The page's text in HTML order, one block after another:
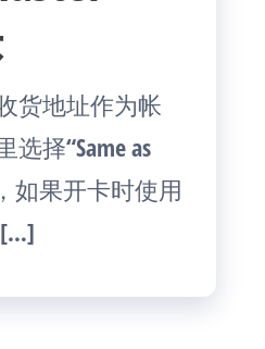
货地址作为帐
择“Same as
如果开卡时使用
[…]